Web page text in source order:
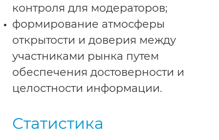
контроля для модераторов;
формирование атмосферы
открытости и доверия между
участниками рынка путем
обеспечения достоверности и
целостности информации.
Статистика